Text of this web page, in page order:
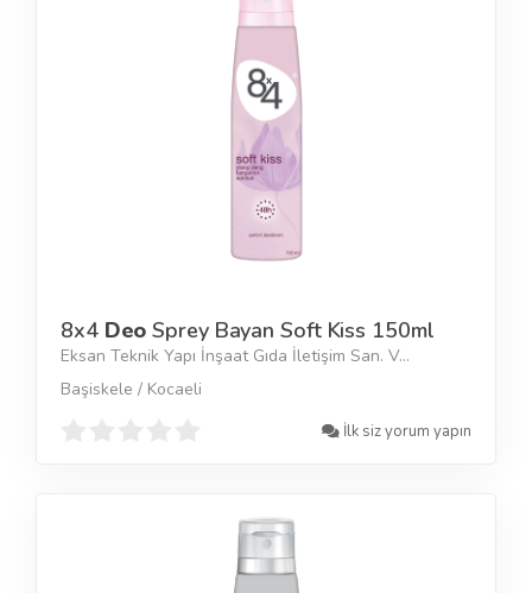
8x4 Deo Sprey Bayan Soft Kiss 150ml
Eksan Teknik Yapı İnşaat Gıda İletişim San. V...
Başiskele / Kocaeli
İlk siz yorum yapın